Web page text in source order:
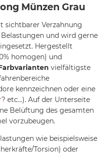
Münzen Grau
sichtbarer Verzahnung
und wird gerne
Hergestellt
homogen) und
vielfältigste
kennzeichnen oder eine
? etc...). Auf der Unterseite
Belüftung des gesamten
vorzubeugen.
wie beispielsweise
Torsion) oder